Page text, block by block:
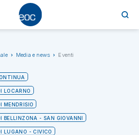
Media e news Eventi
LOCARNO
MENDRISIO
BELLINZONA - SAN GIOVANNI
LUGANO - CIVICO